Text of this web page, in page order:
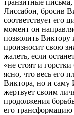
транзитные
Лиссабон, бросив
соответствует его
момент он
позволить Виктору
произносит свою
жалеть, если
«не стоят и
ясно, что весь его
Виктора, но и саму
жертвует своим
продолжения
его трансформацию